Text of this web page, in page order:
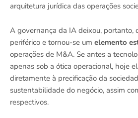
arquitetura jurídica das operações
A governança da IA deixou, portanto,
periférico e tornou-se um elemento
operações de M&A. Se antes a
apenas sob a ótica operacional, hoje
diretamente à precificação da
sustentabilidade do negócio, assim
respectivos.